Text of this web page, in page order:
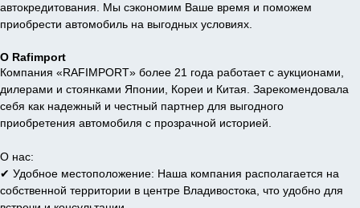
автокредитования. Мы сэкономим Ваше время и поможем
приобрести автомобиль на выгодных условиях.
О Rafimport
Компания «RAFIMPORT» более 21 года работает с аукционами,
дилерами и стоянками Японии, Кореи и Китая. Зарекомендовала
себя как надежный и честный партнер для выгодного
приобретения автомобиля с прозрачной историей.
О нас:
✔ Удобное местоположение: Наша компания располагается на
собственной территории в центре Владивостока, что удобно для